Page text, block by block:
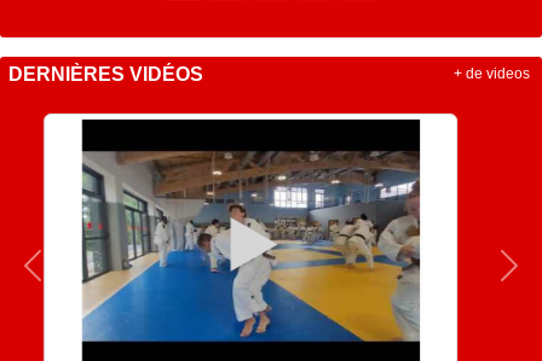
DERNIÈRES VIDÉOS
Précedent
+ de videos